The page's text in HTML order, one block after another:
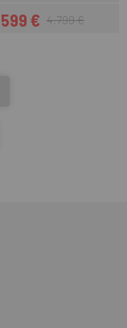
Preu
€Preu regular
4.799 €